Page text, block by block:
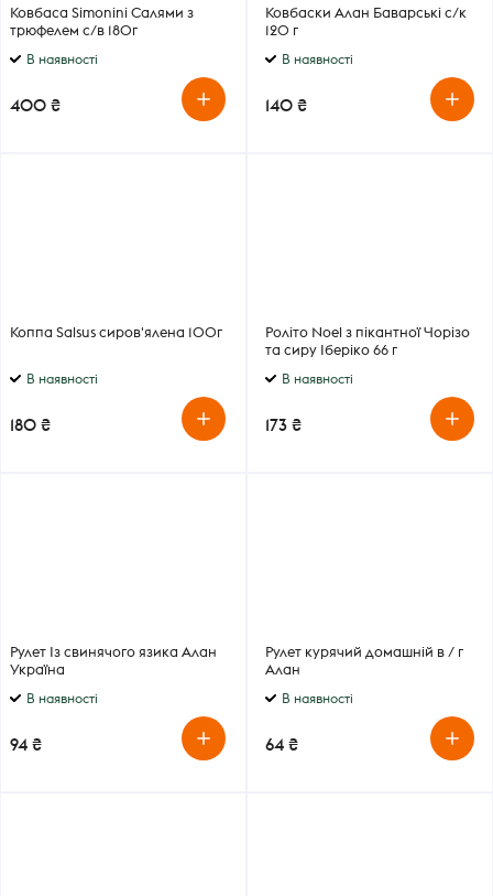
Ковбаса Simonini Салями з
трюфелем с/в 180г
В наявності
400 ₴
Ковбаски Алан Баварські с/к
120 г
В наявності
140 ₴
Коппа Salsus cиров'ялена 100г
В наявності
180 ₴
Роліто Noel з пікантної Чорізо
та сиру Іберіко 66 г
В наявності
173 ₴
Рулет Із свинячого язика Алан
Україна
В наявності
94 ₴
Рулет курячий домашній в / г
Алан
В наявності
64 ₴